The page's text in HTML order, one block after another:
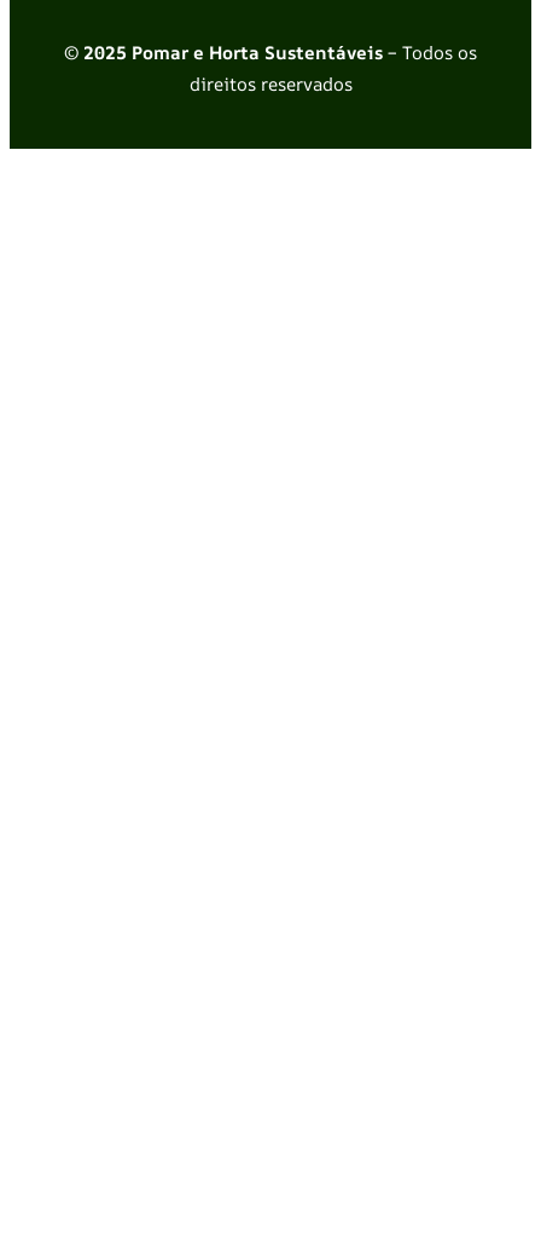
© 2025 Pomar e Horta Sustentáveis– Todos os
direitos reservados